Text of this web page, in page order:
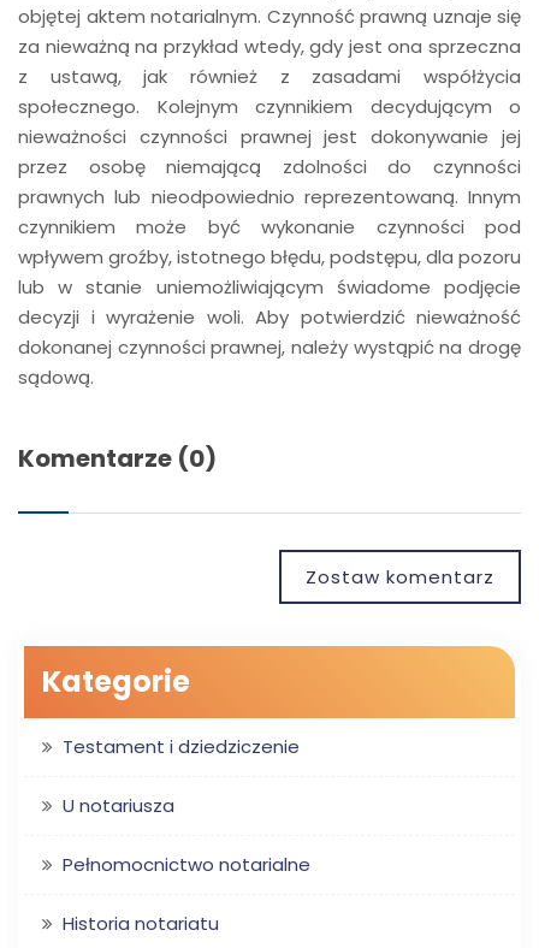
objętej aktem notarialnym. Czynność prawną uznaje się
za nieważną na przykład wtedy, gdy jest ona sprzeczna
z ustawą, jak również z zasadami współżycia
społecznego. Kolejnym czynnikiem decydującym o
nieważności czynności prawnej jest dokonywanie jej
przez osobę niemającą zdolności do czynności
prawnych lub nieodpowiednio reprezentowaną. Innym
czynnikiem może być wykonanie czynności pod
wpływem groźby, istotnego błędu, podstępu, dla pozoru
lub w stanie uniemożliwiającym świadome podjęcie
decyzji i wyrażenie woli. Aby potwierdzić nieważność
dokonanej czynności prawnej, należy wystąpić na drogę
sądową.
Komentarze (0)
Zostaw komentarz
Kategorie
Testament i dziedziczenie
U notariusza
Pełnomocnictwo notarialne
Historia notariatu